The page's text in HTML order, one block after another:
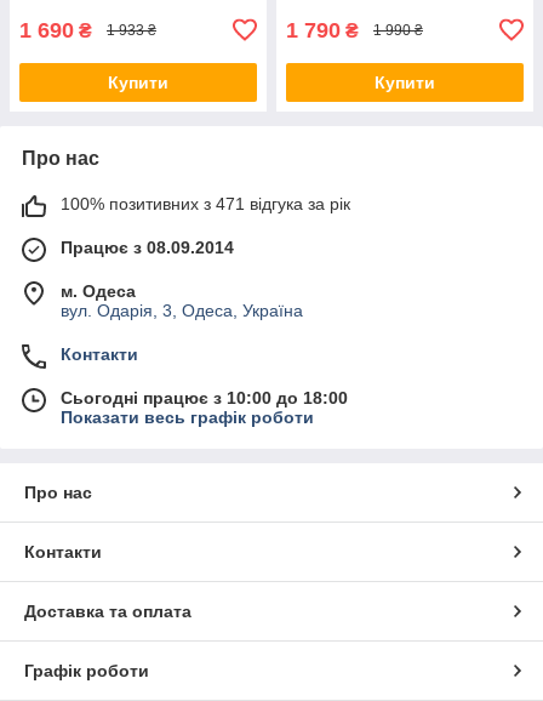
1 690 ₴ 1 933 ₴
Купити
1 790 ₴ 1 990 ₴
Купити
Про нас
100% позитивних з 471 відгука за рік
Працює з 08.09.2014
м. Одеса
вул. Одарія, 3, Одеса, Україна
Контакти
Сьогодні працює з 10:00 до 18:00
Показати весь графік роботи
Про нас
Контакти
Доставка та оплата
Графік роботи